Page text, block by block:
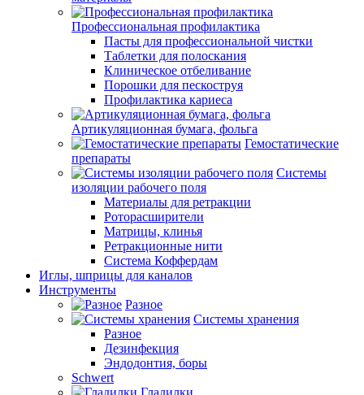
Профессиональная профилактика
Пасты для профессиональной чистки
Таблетки для полоскания
Клиническое отбеливание
Порошки для пескоструя
Профилактика кариеса
Артикуляционная бумага, фольга
Гемостатические
препараты
Системы
изоляции рабочего поля
Материалы для ретракции
Роторасширители
Матрицы, клинья
Ретракционные нити
Система Коффердам
Иглы, шприцы для каналов
Инструменты
Разное
Системы хранения
Разное
Дезинфекция
Эндодонтия, боры
Schwert
Гладилки